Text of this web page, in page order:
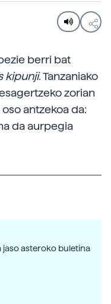
berri bat
kipunji. Tanzaniako
zorian
antzekoa da:
da aurpegia
jaso asteroko buletina